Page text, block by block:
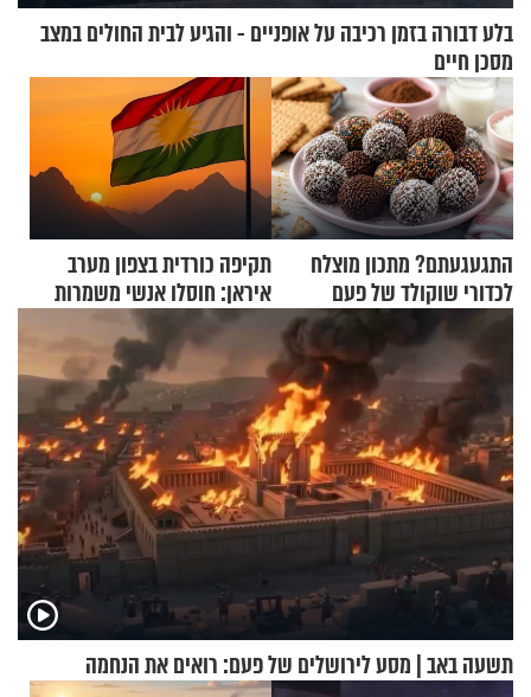
בלע דבורה בזמן רכיבה על אופניים - והגיע לבית החולים במצב
מסכן חיים
התגעגעתם? מתכון מוצלח
לכדורי שוקולד של פעם
תקיפה כורדית בצפון מערב
איראן: חוסלו אנשי משמרות
המהפכה
תשעה באב | מסע לירושלים של פעם: רואים את הנחמה